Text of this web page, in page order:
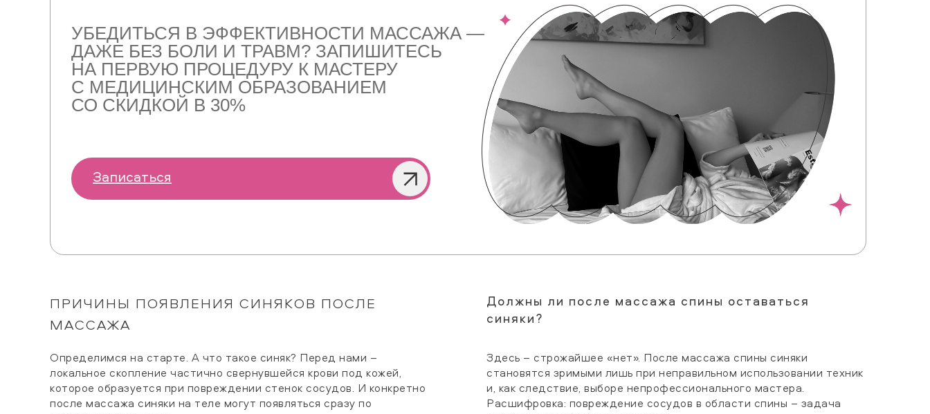
Записаться
УБЕДИТЬСЯ В ЭФФЕКТИВНОСТИ МАССАЖА —
ДАЖЕ БЕЗ БОЛИ И ТРАВМ? ЗАПИШИТЕСЬ
НА ПЕРВУЮ ПРОЦЕДУРУ К МАСТЕРУ
С МЕДИЦИНСКИМ ОБРАЗОВАНИЕМ
СО СКИДКОЙ В 30%
ПРИЧИНЫ ПОЯВЛЕНИЯ СИНЯКОВ ПОСЛЕ
МАССАЖА
Должны ли после массажа спины оставаться
синяки?
Определимся на старте. А что такое синяк? Перед нами –
локальное скопление частично свернувшейся крови под кожей,
которое образуется при повреждении стенок сосудов. И конкретно
после массажа синяки на теле могут появляться сразу по
Здесь – строжайшее «нет». После массажа спины синяки
становятся зримыми лишь при неправильном использовании техник
и, как следствие, выборе непрофессионального мастера.
Расшифровка: повреждение сосудов в области спины – задача